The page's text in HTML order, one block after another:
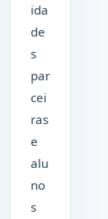
ida
de
s
par
cei
ras
e
alu
no
s